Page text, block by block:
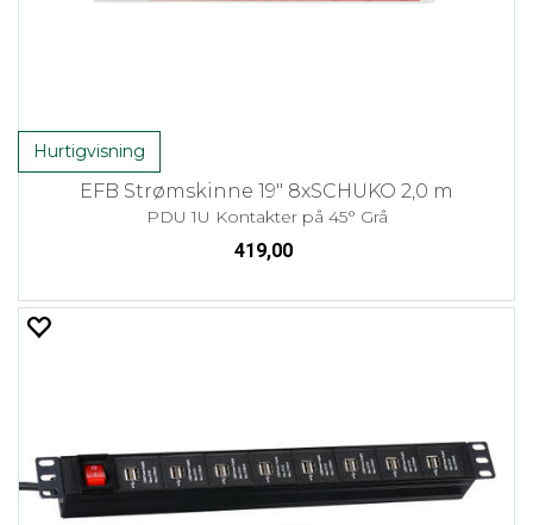
Hurtigvisning
EFB Strømskinne 19" 8xSCHUKO 2,0 m
PDU 1U Kontakter på 45° Grå
419,00